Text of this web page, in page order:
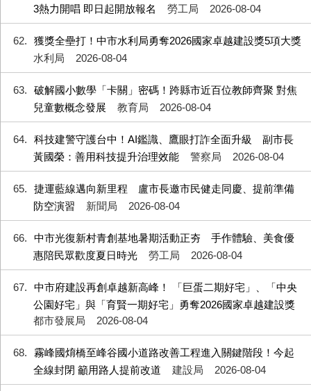
3熱力開唱 即日起開放報名 勞工局 2026-08-04
62
獲獎全壘打！中市水利局勇奪2026國家卓越建設獎5項大獎
水利局
2026-08-04
63
破解國小數學「卡關」密碼！跨縣市近百位教師齊聚 對焦
兒童數概念發展
教育局 2026-08-04
64
科技建警守護台中！AI鑑識、鷹眼打詐全面升級 副市長
黃國榮：善用科技提升治理效能
警察局 2026-08-04
65
捷運藍線邁向新里程 盧市長邀市民健走同慶、提前準備
防空演習
新聞局 2026-08-04
66
中市光復新村青創基地暑期活動正夯 手作體驗、美食優
惠陪民眾歡度夏日時光
勞工局 2026-08-04
67
中市府建設再創卓越新高峰！ 「巨蛋二期好宅」、「中央
公園好宅」與「育賢一期好宅」勇奪2026國家卓越建設獎
都市發展局
2026-08-04
68
霧峰國焴橋至峰谷國小道路改善工程進入關鍵階段！今起
全線封閉 籲用路人提前改道
建設局 2026-08-04